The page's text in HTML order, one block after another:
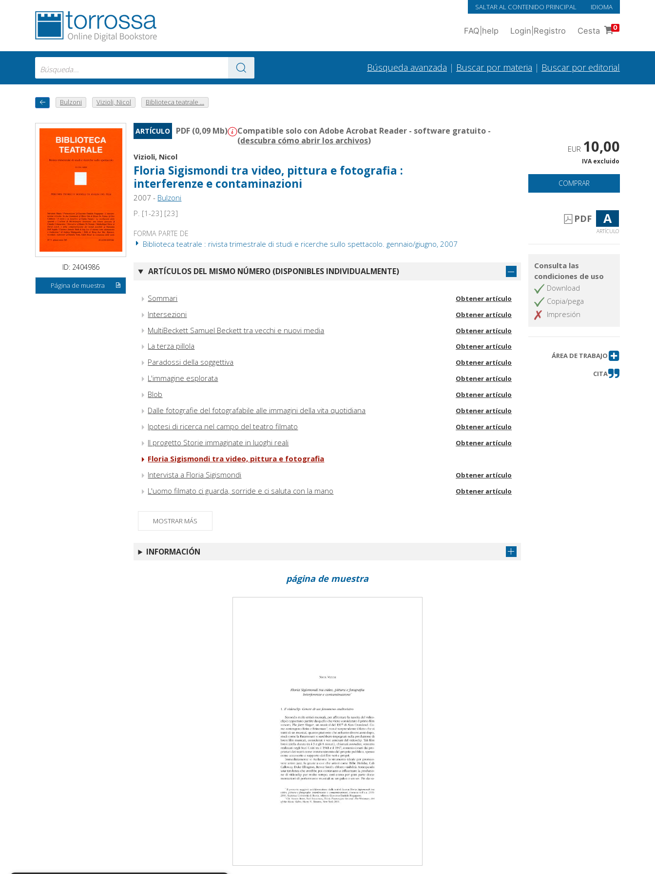
SALTAR AL CONTENIDO PRINCIPAL IDIOMA
FAQ help Login Registro Cesta 0
Búsqueda avanzada | Buscar por materia | Buscar por editorial
Bulzoni Vizioli, Nicol Biblioteca teatrale ...
ID: 2404986
Página de muestra
ARTÍCULO PDF (0,09 Mb)
Compatible solo con Adobe Acrobat Reader - software gratuito -
(descubra cómo abrir los archivos)
Vizioli, Nicol
Floria Sigismondi tra video, pittura e fotografia :
interferenze e contaminazioni
2007 - Bulzoni
P. [1-23] [23]
FORMA PARTE DE
Biblioteca teatrale : rivista trimestrale di studi e ricerche sullo spettacolo. gennaio/giugno, 2007
ARTÍCULOS DEL MISMO NÚMERO (DISPONIBLES INDIVIDUALMENTE)
Sommari Obtener artículo
Intersezioni Obtener artículo
MultiBeckett Samuel Beckett tra vecchi e nuovi media Obtener artículo
La terza pillola Obtener artículo
Paradossi della soggettiva Obtener artículo
L'immagine esplorata Obtener artículo
Blob Obtener artículo
Dalle fotografie del fotografabile alle immagini della vita quotidiana Obtener artículo
Ipotesi di ricerca nel campo del teatro filmato Obtener artículo
Il progetto Storie immaginate in luoghi reali Obtener artículo
Floria Sigismondi tra video, pittura e fotografia
Intervista a Floria Sigismondi
Obtener artículo
L'uomo filmato ci guarda, sorride e ci saluta con la mano Obtener artículo
MOSTRAR MÁS
INFORMACIÓN
EUR 10,00
IVA excluido
COMPRAR
PDF A
ARTÍCULO
Consulta las
condiciones de uso
Download
Copia/pega
Impresión
ÁREA DE TRABAJO
CITA
página de muestra